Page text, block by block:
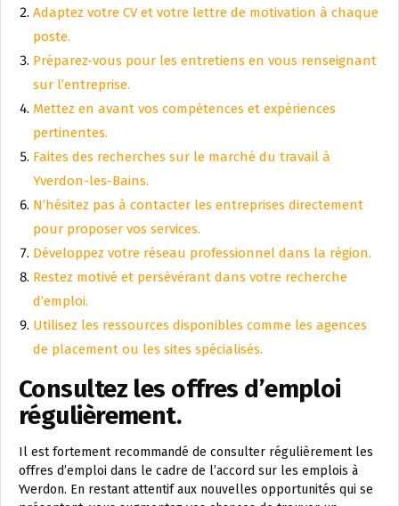
Adaptez votre CV et votre lettre de motivation à chaque
poste.
Préparez-vous pour les entretiens en vous renseignant
sur l’entreprise.
Mettez en avant vos compétences et expériences
pertinentes.
Faites des recherches sur le marché du travail à
Yverdon-les-Bains.
N’hésitez pas à contacter les entreprises directement
pour proposer vos services.
Développez votre réseau professionnel dans la région.
Restez motivé et persévérant dans votre recherche
d’emploi.
Utilisez les ressources disponibles comme les agences
de placement ou les sites spécialisés.
Consultez les offres d’emploi
régulièrement.
Il est fortement recommandé de consulter régulièrement les
offres d’emploi dans le cadre de l’accord sur les emplois à
Yverdon. En restant attentif aux nouvelles opportunités qui se